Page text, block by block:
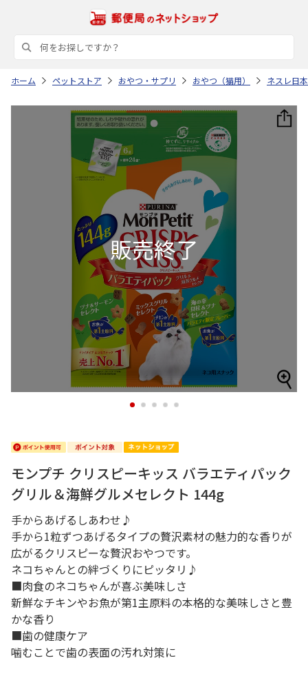
ホーム ペットストア おやつ・サプリ おやつ（猫用） ネスレ日
1 2 3 4 5
モンプチ クリスピーキッス バラエティパック
グリル＆海鮮グルメセレクト 144g
手からあげるしあわせ♪
手から1粒ずつあげるタイプの贅沢素材の魅力的な香りが
広がるクリスピーな贅沢おやつです。
ネコちゃんとの絆づくりにピッタリ♪
■肉食のネコちゃんが喜ぶ美味しさ
新鮮なチキンやお魚が第1主原料の本格的な美味しさと豊
かな香り
■歯の健康ケア
噛むことで歯の表面の汚れ対策に